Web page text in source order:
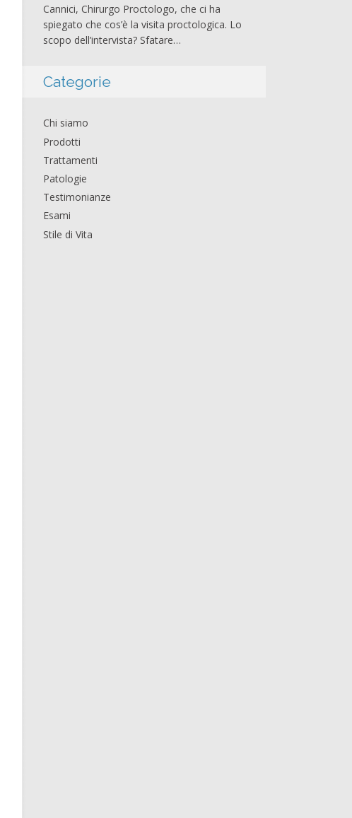
Cannici, Chirurgo Proctologo, che ci ha
spiegato che cos’è la visita proctologica. Lo
scopo dell’intervista? Sfatare…
Categorie
Chi siamo
Prodotti
Trattamenti
Patologie
Testimonianze
Esami
Stile di Vita